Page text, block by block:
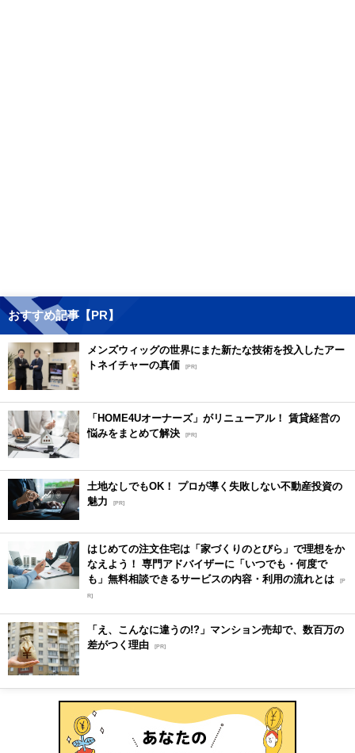
おすすめ記事【PR】
メンズウィッグの世界にまた新たな技術を投入したアー
トネイチャーの真価 [PR]
「HOME4Uオーナーズ」がリニューアル！ 賃貸経営の
悩みをまとめて解決 [PR]
土地なしでもOK！ プロが導く失敗しない不動産投資の
魅力
[PR]
はじめての注文住宅は「家づくりのとびら」で理想をか
なえよう！ 専門アドバイザーに「いつでも・何度で
も」無料相談できるサービスの内容・利用の流れとは [P
R]
「え、こんなに違うの!?」マンション売却で、数百万の
差がつく理由 [PR]